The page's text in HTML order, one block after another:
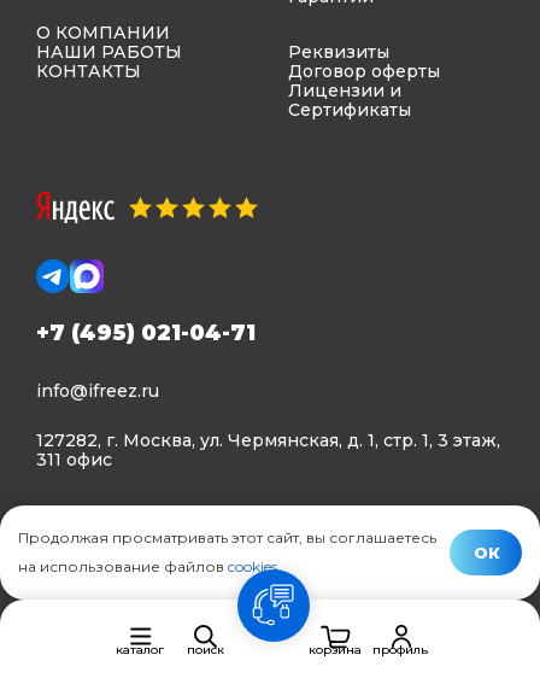
О КОМПАНИИ
НАШИ РАБОТЫ
КОНТАКТЫ
Реквизиты
Договор оферты
Лицензии и
Сертификаты
+7 (495) 021-04-71
info@ifreez.ru
127282, г. Москва, ул. Чермянская, д. 1, стр. 1, 3 этаж,
311 офис
Политика конфиденциальности
Политика использования Cookies
© Ifreez - продажа и установка климатической техники,
каталог поиск
связь
корзина
профиль
Продолжая просматривать этот сайт, вы соглашаетесь
на использование файлов cookies.
ОК